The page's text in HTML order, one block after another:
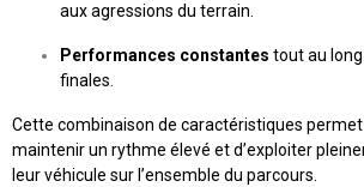
aux agressions du terrain.
Performances constantes tout au
finales.
Cette combinaison de caractéristiques
maintenir un rythme élevé et d’exploiter
leur véhicule sur l’ensemble du parcours.